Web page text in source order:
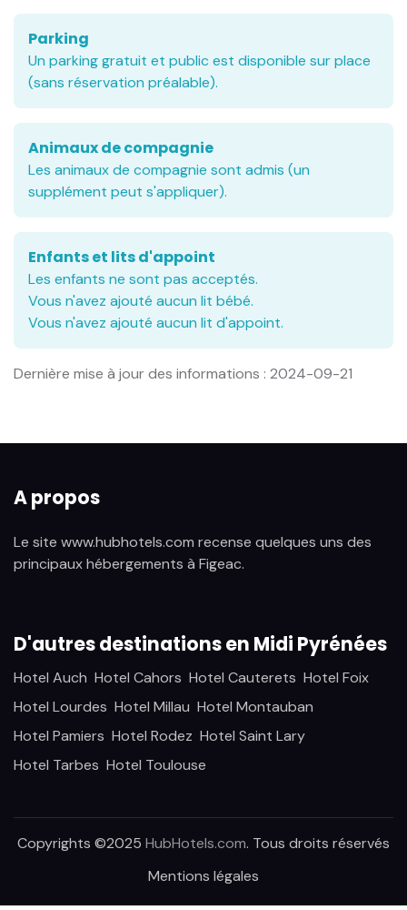
Parking
Un parking gratuit et public est disponible sur place
(sans réservation préalable).
Animaux de compagnie
Les animaux de compagnie sont admis (un
supplément peut s'appliquer).
Enfants et lits d'appoint
Les enfants ne sont pas acceptés.
Vous n'avez ajouté aucun lit bébé.
Vous n'avez ajouté aucun lit d'appoint.
Dernière mise à jour des informations : 2024-09-21
A propos
Le site www.hubhotels.com recense quelques uns des
principaux hébergements à Figeac.
D'autres destinations en Midi Pyrénées
Hotel Auch Hotel Cahors Hotel Cauterets Hotel Foix
Hotel Lourdes Hotel Millau Hotel Montauban
Hotel Pamiers Hotel Rodez Hotel Saint Lary
Hotel Tarbes Hotel Toulouse
Copyrights ©2025 HubHotels.com. Tous droits réservés
Mentions légales